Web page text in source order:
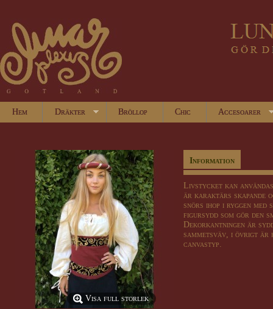
Hem Dräkter Bröllop Chic Accesoarer
Visa full storlek
Information
Livstycket kan
är karaktärs skapande
snörs ihop i ryggen
figursydd som gör den
Dekorkantningen är
sammetsväv, i övrigt är
canvastyp.